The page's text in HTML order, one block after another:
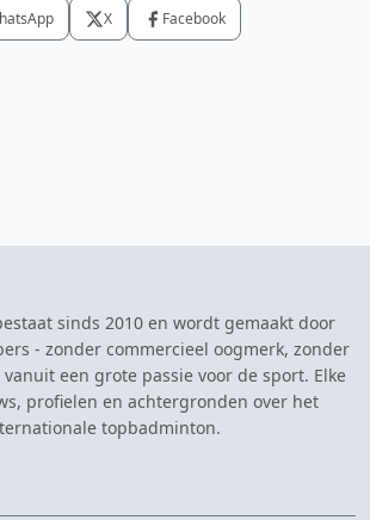
X Facebook
sinds 2010 en wordt gemaakt door
- zonder commercieel oogmerk, zonder
een grote passie voor de sport. Elke
profielen en achtergronden over het
topbadminton.